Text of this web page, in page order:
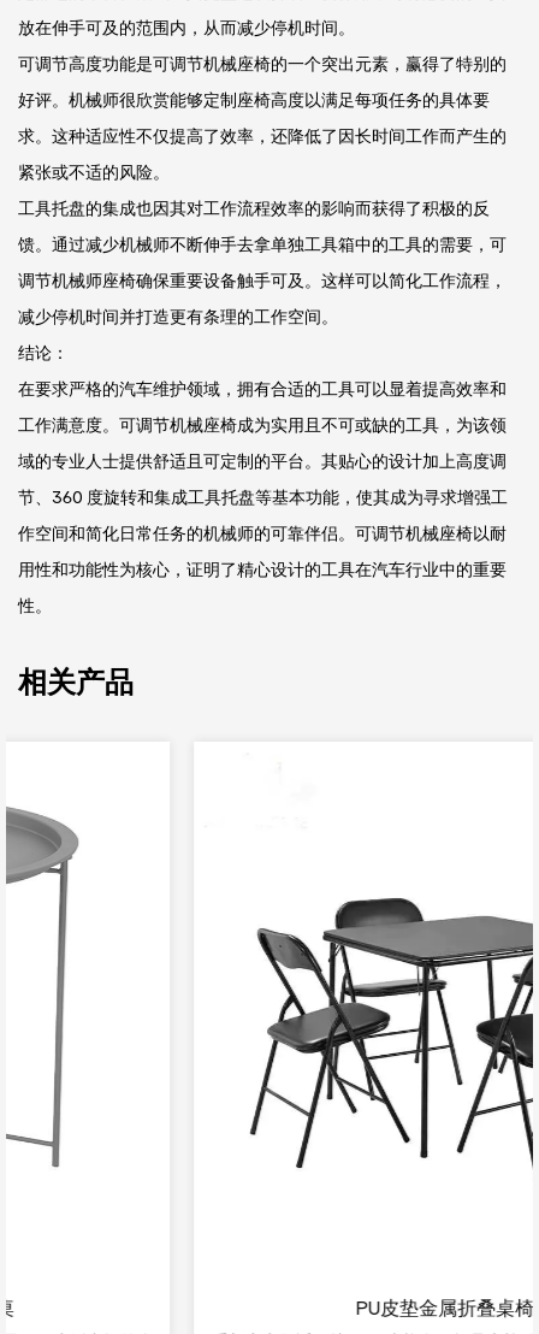
放在伸手可及的范围内，从而减少停机时间。
可调节高度功能是可调节机械座椅的一个突出元素，赢得了特别的
好评。机械师很欣赏能够定制座椅高度以满足每项任务的具体要
求。这种适应性不仅提高了效率，还降低了因长时间工作而产生的
紧张或不适的风险。
工具托盘的集成也因其对工作流程效率的影响而获得了积极的反
馈。通过减少机械师不断伸手去拿单独工具箱中的工具的需要，可
调节机械师座椅确保重要设备触手可及。这样可以简化工作流程，
减少停机时间并打造更有条理的工作空间。
结论：
在要求严格的汽车维护领域，拥有合适的工具可以显着提高效率和
工作满意度。可调节机械座椅成为实用且不可或缺的工具，为该领
域的专业人士提供舒适且可定制的平台。其贴心的设计加上高度调
节、360 度旋转和集成工具托盘等基本功能，使其成为寻求增强工
作空间和简化日常任务的机械师的可靠伴侣。可调节机械座椅以耐
用性和功能性为核心，证明了精心设计的工具在汽车行业中的重要
性。
相关产品
PU皮垫金属折叠桌椅